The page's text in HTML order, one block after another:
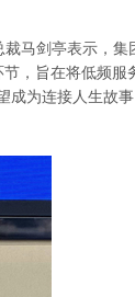
马剑亭表示，集
，旨在将低频服
成为连接人生故